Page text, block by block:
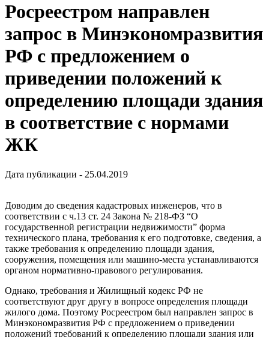
Росреестром направлен
запрос в Минэкономразвития
РФ с предложением о
приведении положений к
определению площади здания
в соответствие с нормами
ЖК
Дата публикации - 25.04.2019
Доводим до сведения кадастровых инженеров, что в
соответствии с ч.13 ст. 24 Закона № 218-ФЗ “О
государственной регистрации недвижимости” форма
технического плана, требования к его подготовке, сведения, а
также требования к определению площади здания,
сооружения, помещения или машино-места устанавливаются
органом нормативно-правового регулирования.
Однако, требования и Жилищный кодекс РФ не
соответствуют друг другу в вопросе определения площади
жилого дома. Поэтому Росреестром был направлен запрос в
Минэкономразвития РФ с предложением о приведении
положений требований к определению площади здания или